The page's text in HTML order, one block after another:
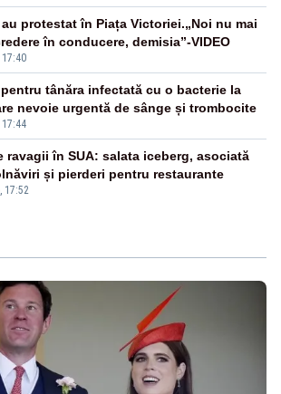
protestat în Piața Victoriei.„Noi nu mai
în conducere, demisia”-VIDEO
tânăra infectată cu o bacterie la
nevoie urgentă de sânge și trombocite
17:52
ravagii în SUA: salata iceberg, asociată
și pierderi pentru restaurante